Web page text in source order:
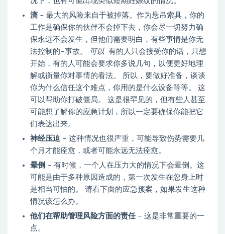
滴 – 最大的风险来自于被掉落。作为悬吊索具，你的
工作是确保你的伙伴不会掉下去，你会尽一切努力确
保永远不会发生，但他们需要明白，有些事情是你无
法控制的–事故。
可以 有的人只会接受你的话，只想
开始，有的人可能会要求你多说几句，以便更好地理
解或衡量你对事情的看法。 所以，要做好准备，谈谈
你为什么信任这个难点，你用的是什么设备等等。 这
可以帮助你打破僵局。 这是很罕见的，但有些人甚至
可能想了解你的应急计划，所以一定要确保你能把它
们表达出来。
神经压迫 – 这种情况也很严重，可能导致伤势需要几
个月才能痊愈，或者可能永远无法痊愈。
晕倒 – 有时候，一个人在压力大的情况下会晕倒。这
可能是由于多种原因造成的，第一次发生在您身上时
是相当可怕的。 请看下面的应急预案，如果发生这种
情况该怎么办。
他们在帮助管理风险方面的责任 – 这是非常重要的一
点。